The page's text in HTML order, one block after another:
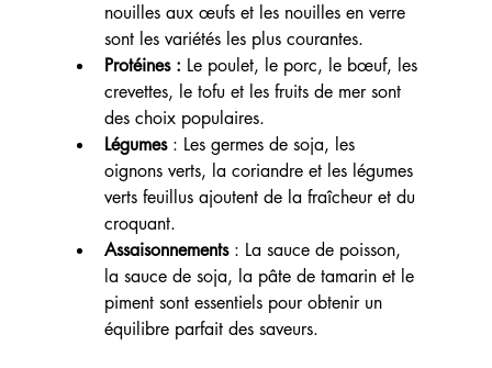
nouilles aux œufs et les nouilles en verre
sont les variétés les plus courantes.
Protéines : Le poulet, le porc, le bœuf, les
crevettes, le tofu et les fruits de mer sont
des choix populaires.
Légumes : Les germes de soja, les
oignons verts, la coriandre et les légumes
verts feuillus ajoutent de la fraîcheur et du
croquant.
Assaisonnements : La sauce de poisson,
la sauce de soja, la pâte de tamarin et le
piment sont essentiels pour obtenir un
équilibre parfait des saveurs.